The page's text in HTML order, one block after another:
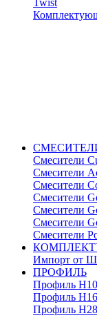
Twist
Cмесители
Смесители
Смесители
Смесители
Смесители
Смесители
Смесители
Импорт от
ПРОФИЛЬ
Профиль H10
Профиль H16
Профиль H28